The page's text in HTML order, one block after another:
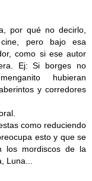
por qué no decirlo,
pero bajo esa
como si ese autor
Ej: Si borges no
hubieran
y corredores
como reduciendo
esto y que se
los mordiscos de la
Luna...